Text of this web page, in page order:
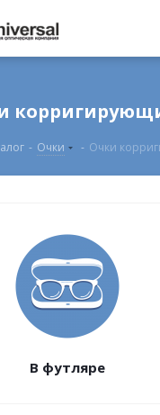
- Очки - Очки
В футляре